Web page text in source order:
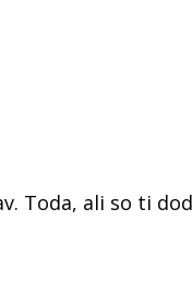
Toda, ali so ti